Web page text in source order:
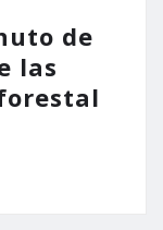
de
las